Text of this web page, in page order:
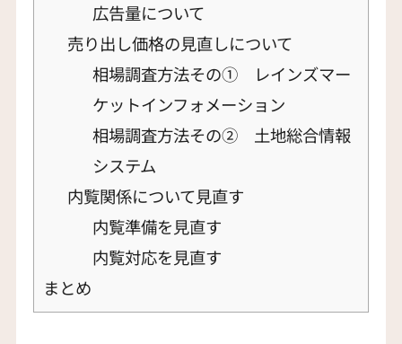
広告量について
売り出し価格の見直しについて
相場調査方法その① レインズマー
ケットインフォメーション
相場調査方法その② 土地総合情報
システム
内覧関係について見直す
内覧準備を見直す
内覧対応を見直す
まとめ